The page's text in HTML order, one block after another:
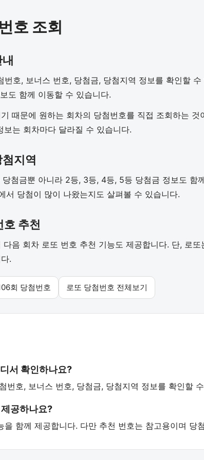
호 조회
번호, 보너스 번호, 당첨금, 당첨지역 정보를 확인할
도 함께 이동할 수 있습니다.
때문에 원하는 회차의 당첨번호를 직접 조회하는
보는 회차마다 달라질 수 있습니다.
지역
첨금뿐 아니라 2등, 3등, 4등, 5등 당첨금 정보도 함
서 당첨이 많이 나왔는지도 살펴볼 수 있습니다.
호 추천
음 회차 로또 번호 추천 기능도 제공합니다. 단, 로
.
회 당첨번호 로또 당첨번호 전체보기
서 확인하나요?
번호, 보너스 번호, 당첨금, 당첨지역 정보를 확인할
공하나요?
을 함께 제공합니다. 다만 추천 번호는 참고용이며 당